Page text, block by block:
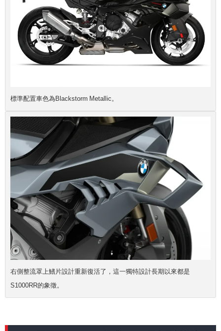
標準配置車色為Blackstorm Metallic。
右側整流罩上鰭片設計重新復活了，這一獨特設計長期以來都是
S1000RR的象徵。